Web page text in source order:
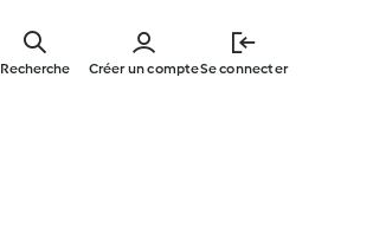
main
Créer un compteSe connecter
Recherche